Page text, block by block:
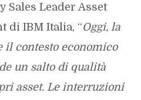
Sales Leader Asset
di IBM Italia, “Oggi, la
il contesto economico
un salto di qualità
asset. Le interruzioni